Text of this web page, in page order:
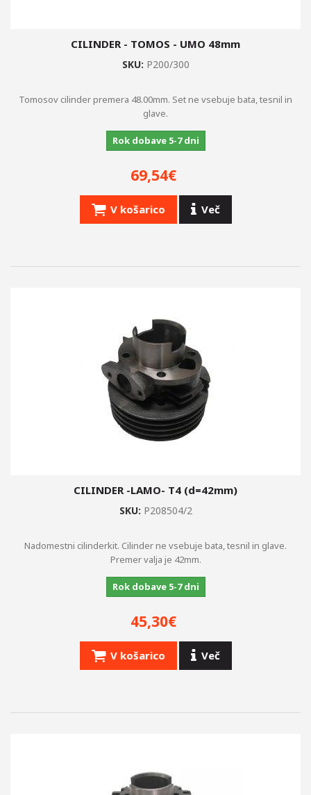
CILINDER - TOMOS - UMO 48mm
SKU: P200/300
Tomosov cilinder premera 48.00mm. Set ne vsebuje bata, tesnil in
glave.
Rok dobave 5-7 dni
69,54€
V košarico Več
CILINDER -LAMO- T4 (d=42mm)
SKU: P208504/2
Nadomestni cilinderkit. Cilinder ne vsebuje bata, tesnil in glave.
Premer valja je 42mm.
Rok dobave 5-7 dni
45,30€
V košarico Več